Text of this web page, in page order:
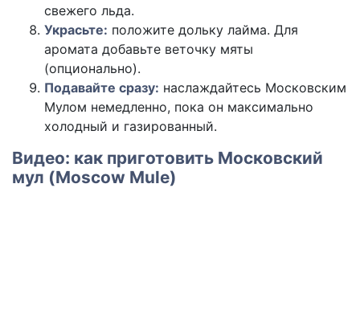
свежего льда.
Украсьте: положите дольку лайма. Для
аромата добавьте веточку мяты
(опционально).
Подавайте сразу: наслаждайтесь Московским
Мулом немедленно, пока он максимально
холодный и газированный.
Видео: как приготовить Московский
мул (Moscow Mule)